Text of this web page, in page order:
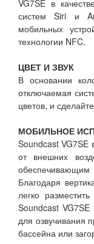
VG7SE в
систем Siri и
мобильных
технологии NFC.
ЦВЕТ И ЗВУК
В основании
отключаемая
цветов, и
МОБИЛЬНОЕ
Soundcast
от внешних
Благодаря
легко
Soundcast VG7SE
для озвучивания
бассейна или